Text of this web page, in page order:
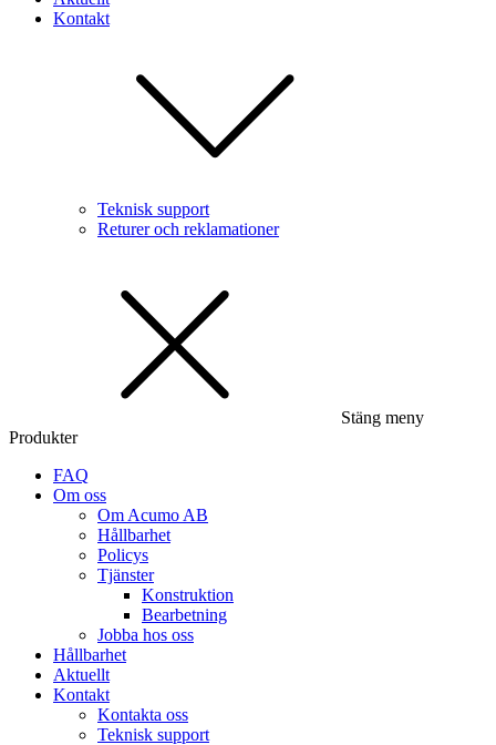
Kontakt
Teknisk support
Returer och reklamationer
Stäng meny
Produkter
FAQ
Om oss
Om Acumo AB
Hållbarhet
Policys
Tjänster
Konstruktion
Bearbetning
Jobba hos oss
Hållbarhet
Aktuellt
Kontakt
Kontakta oss
Teknisk support